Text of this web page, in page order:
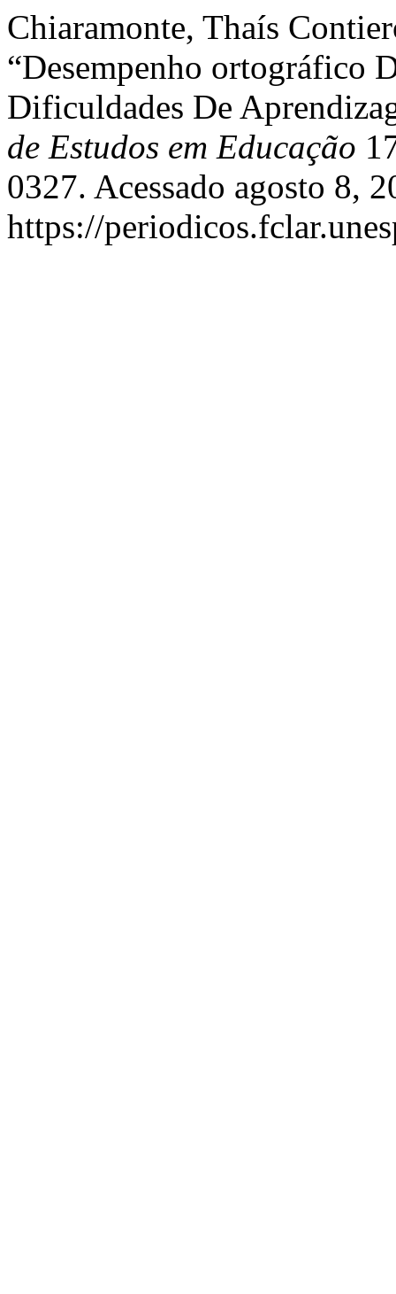
Chiaramonte, Thaís
“Desempenho ortográfico
Dificuldades De
de Estudos em Educação
0327. Acessado agosto 8,
https://